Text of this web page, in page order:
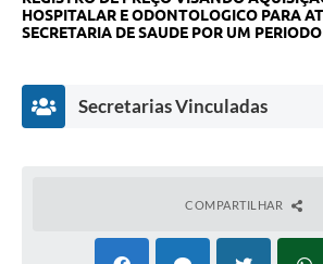
Legislação
Links
HOSPITALAR E ODONTOLOGICO PARA
SECRETARIA DE SAUDE POR UM
Secretarias Vinculadas
COMPARTILHAR